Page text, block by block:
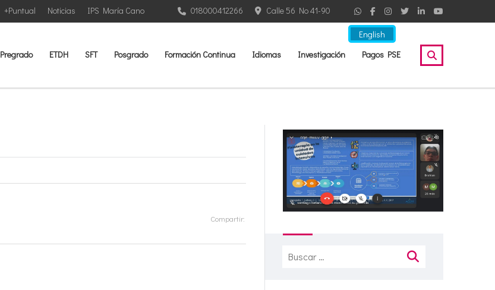
English
IPS María Cano
Noticias
+Puntual Calle 56 No 41-90
018000412266
Pregrado ETDH SFT Posgrado Formación Continua Idiomas Investigación Pagos PSE
Compartir:
Buscar: